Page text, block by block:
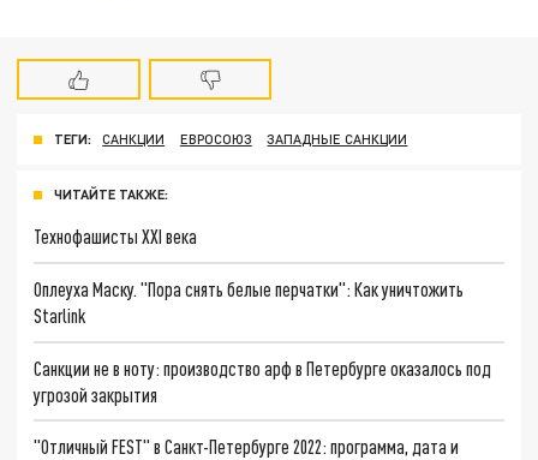
ТЕГИ: САНКЦИИ ЕВРОСОЮЗ ЗАПАДНЫЕ САНКЦИИ
ЧИТАЙТЕ ТАКЖЕ:
Технофашисты XXI века
Оплеуха Маску. "Пора снять белые перчатки": Как уничтожить
Starlink
Санкции не в ноту: производство арф в Петербурге оказалось под
угрозой закрытия
"Отличный FEST" в Санкт-Петербурге 2022: программа, дата и